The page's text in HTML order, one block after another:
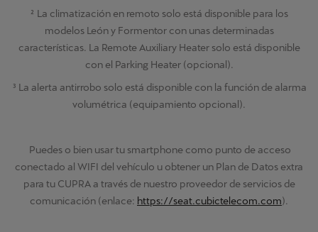
² La climatización en remoto solo está disponible para los
modelos León y Formentor con unas determinadas
características. La Remote Auxiliary Heater solo está disponible
con el Parking Heater (opcional).
³ La alerta antirrobo solo está disponible con la función de alarma
volumétrica (equipamiento opcional).
Puedes o bien usar tu smartphone como punto de acceso
conectado al WIFI del vehículo u obtener un Plan de Datos extra
para tu CUPRA a través de nuestro proveedor de servicios de
comunicación (enlace: https://seat.cubictelecom.com).